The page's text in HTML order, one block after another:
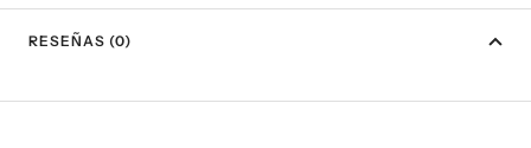
RESEÑAS (0)